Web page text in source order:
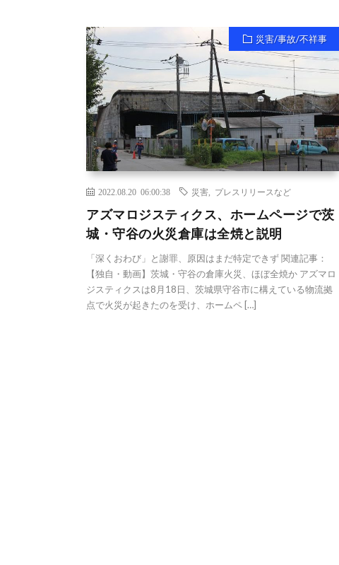
災害/事故/不祥事
2022.08.20 06:00:38 災害 プレスリリースなど
アズマロジスティクス、ホームページで茨
城・守谷の火災倉庫は全焼と説明
「深くおわび」と謝罪、原因はまだ特定できず 関連記事：
【独自・動画】茨城・守谷の倉庫火災、ほぼ全焼か アズマロ
ジスティクスは8月18日、茨城県守谷市に構えている物流拠
点で火災が起きたのを受け、ホームペ […]